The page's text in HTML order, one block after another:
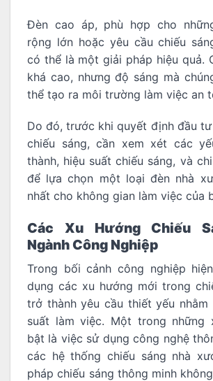
Đèn cao áp, phù hợp cho
rộng lớn hoặc yêu cầu chiếu
có thể là một giải pháp hiệu quả.
khá cao, nhưng độ sáng mà
thể tạo ra môi trường làm việc an
Do đó, trước khi quyết định đầu
chiếu sáng, cần xem xét các
thành, hiệu suất chiếu sáng, và
để lựa chọn một loại đèn nhà
nhất cho không gian làm việc của
Các Xu Hướng Chiếu
Ngành Công Nghiệp
Trong bối cảnh công nghiệp
dụng các xu hướng mới trong
trở thành yêu cầu thiết yếu nhằm
suất làm việc. Một trong những
bật là việc sử dụng công nghệ
các hệ thống chiếu sáng nhà
pháp chiếu sáng thông minh